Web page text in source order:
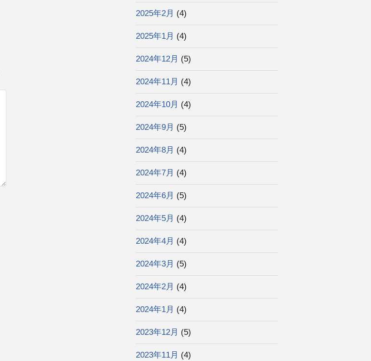
2025年2月 (4)
2025年1月 (4)
2024年12月 (5)
2024年11月 (4)
2024年10月 (4)
2024年9月 (5)
2024年8月 (4)
2024年7月 (4)
2024年6月 (5)
2024年5月 (4)
2024年4月 (4)
2024年3月 (5)
2024年2月 (4)
2024年1月 (4)
2023年12月 (5)
2023年11月 (4)